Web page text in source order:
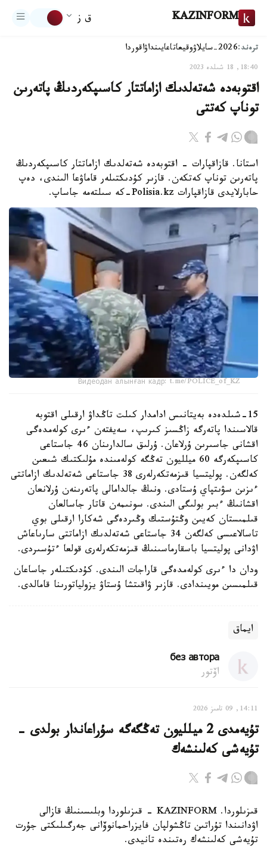
KAZINFORM ق ز
ترەند:2026-سايلاۋ وقيعاتاعايىنداۋاقوردا
18:40, 18 شىلدە 2023
اقتوبەدە شەتەلدىك ازاماتتار كاسىپكەردىڭ پاتەرىن
توناپ كەتتى
استانا. قازاقپارات - اقتوبەدە شەتەلدىك ازاماتتار كاسىپكەردىڭ
پاتەرىن توناپ كەتكەن. قازىر كۇدىكتىلەر قاماۋعا الىندى، دەپ
حابارلايدى قازاقپارات Polisia.kz-كە سىلتەمە جاساپ.
Видеодан алынған кадр: t.me/POLICE_of_KZ
15-شىلدەدە بەيتانىس ادامدار كىلت تاڭداۋ ارقىلى اقتوبە
قالاسىندا پاتەرگە زاڭسىز كىرىپ، سەيفتەن ءىرى كولەمدەگى
اقشانى جاسىرىن ۇرلاعان. ۇرلىق سالدارىنان 46 جاستاعى
كاسىپكەرگە 60 ميلليون تەڭگە كولەمىندە مۇلىكتىك شىعىن
كەلگەن. پوليتسيا قىزمەتكەرلەرى 38 جاستاعى شەتەلدىك ازاماتتى
ءىزىن سۋىتپاي ۇستادى. ونىڭ جالدامالى پاتەرىنەن ۇرلانعان
اقشانىڭ ءبىر بولىگى الىندى. سونىمەن قاتار جاسالعان
قىلمىستان كەيىن وڭتۇستىك وڭىردەگى شەكارا ارقىلى بوي
تاسالاعىسى كەلگەن 34 جاستاعى شەتەلدىك ازاماتتى سارىاعاش
اۋدانى پوليتسيا باسقارماسىنىڭ قىزمەتكەرلەرى قولعا ءتۇسىردى.
ودان دا ءىرى كولەمدەگى قاراجات الىندى. كۇدىكتىلەر جاساعان
قىلمىسىن مويىندادى. قازىر ۋاقىتشا ۇستاۋ يزولياتورىنا قامالدى.
ايماق
без автора
اۆتور
14:11, 09 تامىز 2026
تۇيەمدى 2 ميلليون تەڭگەگە سۇراعاندار بولدى -
تۇيەشى كەلىنشەك
قىزىلوردا. KAZINFORM - قىزىلوردا وبلىسىنىڭ قازالى
اۋدانىندا تۇراتىن تاڭشولپان فايزراحمانوۆانى جەرگىلىكتى جۇرت
تۇيەشى كەلىنشەك رەتىندە تانيدى.